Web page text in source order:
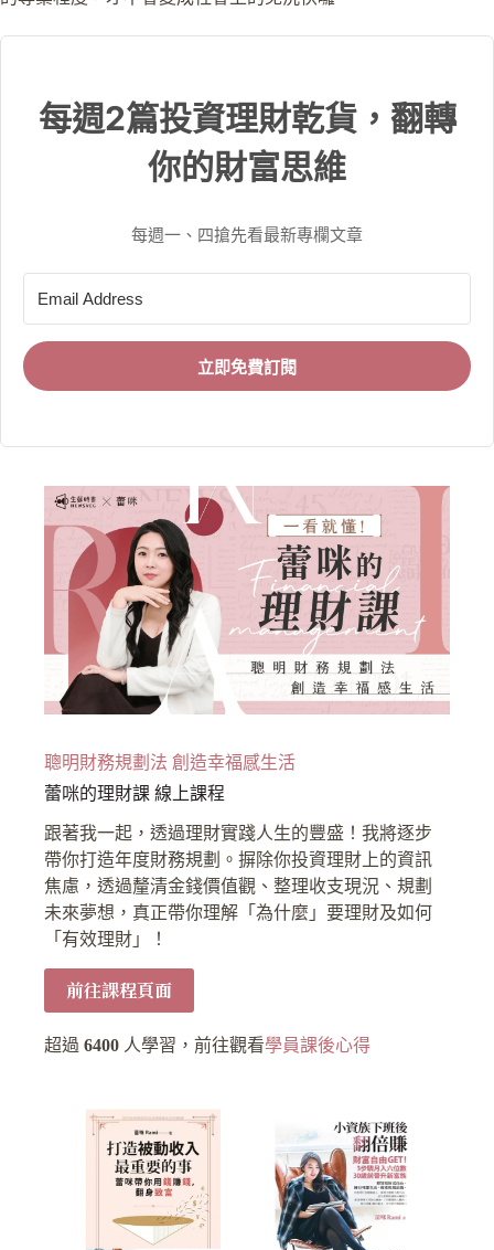
每週2篇投資理財乾貨，翻轉
你的財富思維
每週一、四搶先看最新專欄文章
立即免費訂閱
聰明財務規劃法 創造幸福感生活
蕾咪的理財課 線上課程
跟著我一起，透過理財實踐人生的豐盛！我將逐步
帶你打造年度財務規劃。摒除你投資理財上的資訊
焦慮，透過釐清金錢價值觀、整理收支現況、規劃
未來夢想，真正帶你理解「為什麼」要理財及如何
「有效理財」！
前往課程頁面
超過6400 人學習，前往觀看學員課後心得